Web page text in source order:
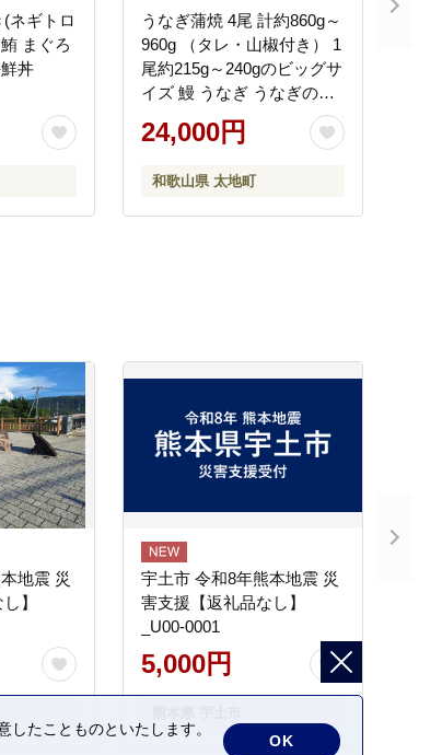
ネギトロ
ろ
丼
うなぎ蒲焼 4尾 計約860g～
960g （タレ・山椒付き） 1
尾約215g～240gのビッグサ
イズ 鰻 うなぎ うなぎの蒲
焼 炭火焼き 炭火 中国産
【nks702B-y】
24,000円
和歌山県 太地町
地震 災
】
宇土市 令和8年熊本地震 災
害支援【返礼品なし】
_U00-0001
5,000円
たことものといたします。
OK